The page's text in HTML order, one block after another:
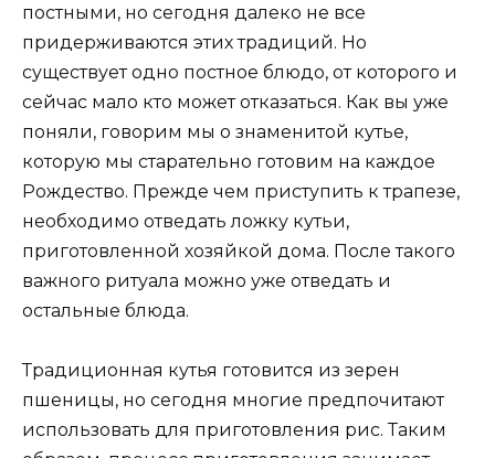
постными, но сегодня далеко не все
придерживаются этих традиций. Но
существует одно постное блюдо, от которого и
сейчас мало кто может отказаться. Как вы уже
поняли, говорим мы о знаменитой кутье,
которую мы старательно готовим на каждое
Рождество. Прежде чем приступить к трапезе,
необходимо отведать ложку кутьи,
приготовленной хозяйкой дома. После такого
важного ритуала можно уже отведать и
остальные блюда.
Традиционная кутья готовится из зерен
пшеницы, но сегодня многие предпочитают
использовать для приготовления рис. Таким